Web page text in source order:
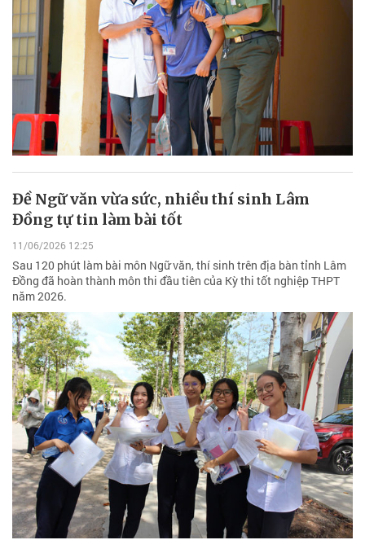
Đề Ngữ văn vừa sức, nhiều thí sinh Lâm
Đồng tự tin làm bài tốt
11/06/2026 12:25
Sau 120 phút làm bài môn Ngữ văn, thí sinh trên địa bàn tỉnh Lâm
Đồng đã hoàn thành môn thi đầu tiên của Kỳ thi tốt nghiệp THPT
năm 2026.